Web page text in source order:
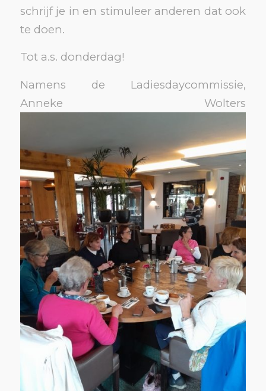
schrijf je in en stimuleer anderen dat ook
te doen.
Tot a.s. donderdag!
Namens de Ladiesdaycommissie,
Anneke Wolters